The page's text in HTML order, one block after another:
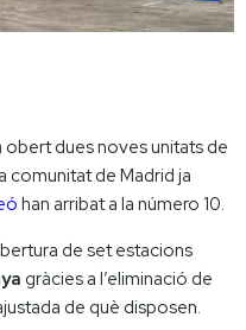
dues noves unitats de
comunitat de Madrid ja
han arribat a la número 10.
de set estacions
gràcies a l’eliminació de
de què disposen.